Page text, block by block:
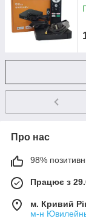
Про нас
98%
Працює з
м. Кривий
м-н